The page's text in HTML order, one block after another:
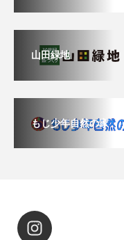
山田緑地
もじ少年自然の家